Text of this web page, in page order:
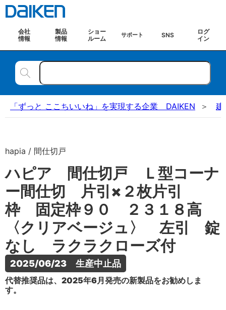
会社
情報
製品
情報
ショー
ルーム
サポート SNS
ログ
イン
「ずっと ここちいいね」を実現する企業 DAIKEN 建
hapia / 間仕切戸
ハピア 間仕切戸 Ｌ型コーナ
ー間仕切 片引×２枚片引
枠 固定枠９０ ２３１８高
〈クリアベージュ〉 左引 錠
なし ラクラクローズ付
2025/06/23　生産中止品
代替推奨品は、2025年6月発売の新製品をお勧めしま
す。